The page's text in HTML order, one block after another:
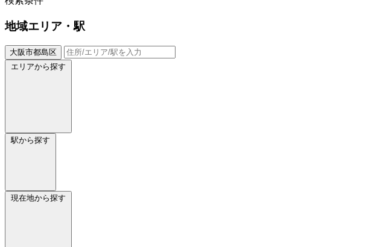
地域エリア・駅
大阪市都島区
エリアから探す
駅から探す
現在地から探す